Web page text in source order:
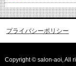
プライバシーポリシー
Copyright © salon-aoi, All